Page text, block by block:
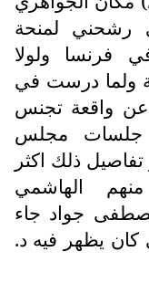
رشحني لمنحة
فرنسا ولولا
ولما درست في
واقعة تجنس
جلسات مجلس
اعاد ذكر تفاصيل ذلك اكثر
الهاشمي
جواد جاء
كان يظهر فيه د.